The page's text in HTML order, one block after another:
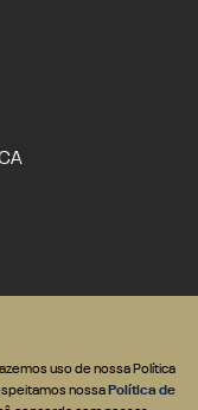
uso de nossa Política
nossa Política de